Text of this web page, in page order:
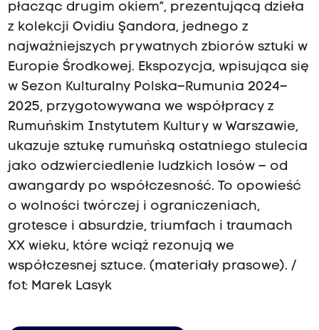
płacząc drugim okiem”, prezentującą dzieła
z kolekcji Ovidiu Şandora, jednego z
najważniejszych prywatnych zbiorów sztuki w
Europie Środkowej. Ekspozycja, wpisująca się
w Sezon Kulturalny Polska–Rumunia 2024–
2025, przygotowywana we współpracy z
Rumuńskim Instytutem Kultury w Warszawie,
ukazuje sztukę rumuńską ostatniego stulecia
jako odzwierciedlenie ludzkich losów – od
awangardy po współczesność. To opowieść
o wolności twórczej i ograniczeniach,
grotesce i absurdzie, triumfach i traumach
XX wieku, które wciąż rezonują we
współczesnej sztuce. (materiały prasowe). /
fot: Marek Lasyk